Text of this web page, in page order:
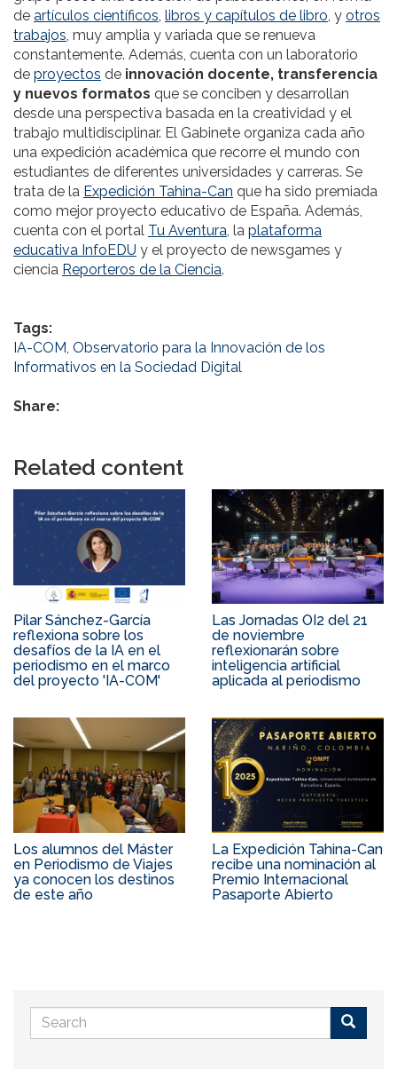
de artículos científicos, libros y capítulos de libro, y otros
trabajos, muy amplia y variada que se renueva
constantemente. Además, cuenta con un laboratorio
de proyectos de innovación docente, transferencia
y nuevos formatos que se conciben y desarrollan
desde una perspectiva basada en la creatividad y el
trabajo multidisciplinar. El Gabinete organiza cada año
una expedición académica que recorre el mundo con
estudiantes de diferentes universidades y carreras. Se
trata de la Expedición Tahina-Can que ha sido premiada
como mejor proyecto educativo de España. Además,
cuenta con el portal Tu Aventura, la plataforma
educativa InfoEDU y el proyecto de newsgames y
ciencia Reporteros de la Ciencia.
Tags:
IA-COM, Observatorio para la Innovación de los
Informativos en la Sociedad Digital
Share:
Related content
Pilar Sánchez-García
reflexiona sobre los
desafíos de la IA en el
periodismo en el marco
del proyecto 'IA-COM'
Las Jornadas OI2 del 21
de noviembre
reflexionarán sobre
inteligencia artificial
aplicada al periodismo
Los alumnos del Máster
en Periodismo de Viajes
ya conocen los destinos
de este año
La Expedición Tahina-Can
recibe una nominación al
Premio Internacional
Pasaporte Abierto
Search
form